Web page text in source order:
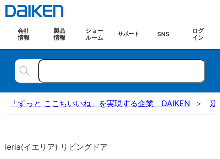
会社
情報
製品
情報
ショー
ルーム
サポート SNS
ログ
イン
「ずっと ここちいいね」を実現する企業 DAIKEN 建
ieria(イエリア) リビングドア